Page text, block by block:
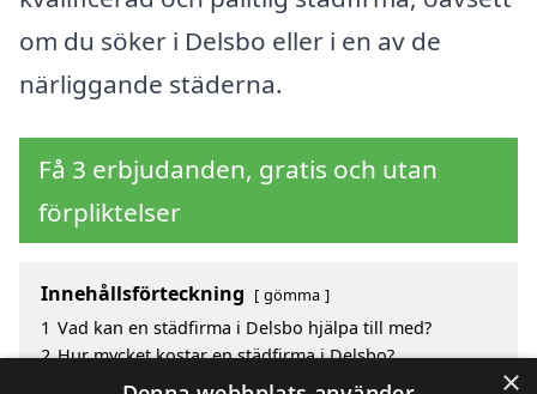
om du söker i Delsbo eller i en av de
närliggande städerna.
Få 3 erbjudanden, gratis och utan
förpliktelser
Innehållsförteckning gömma
1 Vad kan en städfirma i Delsbo hjälpa till med?
2 Hur mycket kostar en städfirma i Delsbo?
Fördelar med att välja städfirma i Delsbo ×